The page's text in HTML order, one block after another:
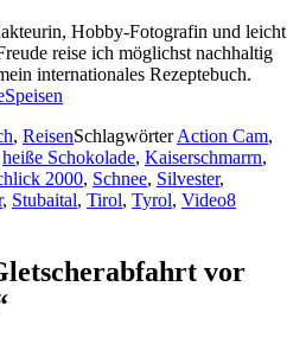
Hobby-Fotografin und leicht
reise ich möglichst nachhaltig
internationales Rezeptebuch.
, ReisenSchlagwörterAction Cam,
heiße Schokolade, Kaiserschmarrn,
2000, Schnee, Silvester,
, Stubaital, Tirol, Tyrol, Video8
vor